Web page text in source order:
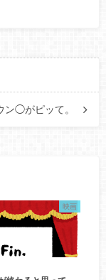
ン◯がピッて。
映画